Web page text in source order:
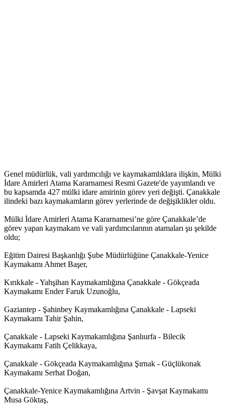
Genel müdürlük, vali yardımcılığı ve kaymakamlıklara ilişkin, Mülki
İdare Amirleri Atama Kararnamesi Resmi Gazete'de yayımlandı ve
bu kapsamda 427 mülki idare amirinin görev yeri değişti. Çanakkale
ilindeki bazı kaymakamların görev yerlerinde de değişiklikler oldu.
Mülki İdare Amirleri Atama Kararnamesi’ne göre Çanakkale’de
görev yapan kaymakam ve vali yardımcılarının atamaları şu şekilde
oldu;
Eğitim Dairesi Başkanlığı Şube Müdürlüğüne Çanakkale-Yenice
Kaymakamı Ahmet Başer,
Kırıkkale - Yahşihan Kaymakamlığına Çanakkale - Gökçeada
Kaymakamı Ender Faruk Uzunoğlu,
Gaziantep - Şahinbey Kaymakamlığına Çanakkale - Lapseki
Kaymakamı Tahir Şahin,
Çanakkale - Lapseki Kaymakamlığına Şanlıurfa - Bilecik
Kaymakamı Fatih Çelikkaya,
Çanakkale - Gökçeada Kaymakamlığına Şırnak - Güçlükonak
Kaymakamı Serhat Doğan,
Çanakkale-Yenice Kaymakamlığına Artvin - Şavşat Kaymakamı
Musa Göktaş,